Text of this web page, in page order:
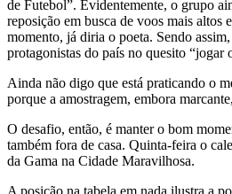
de Futebol”. Evidentemente, o grupo
reposição em busca de voos mais altos
momento, já diria o poeta. Sendo
protagonistas do país no quesito “jogar
Ainda não digo que está praticando o
porque a amostragem, embora
O desafio, então, é manter o bom
também fora de casa. Quinta-feira o
da Gama na Cidade Maravilhosa.
A posição na tabela em nada ilustra a